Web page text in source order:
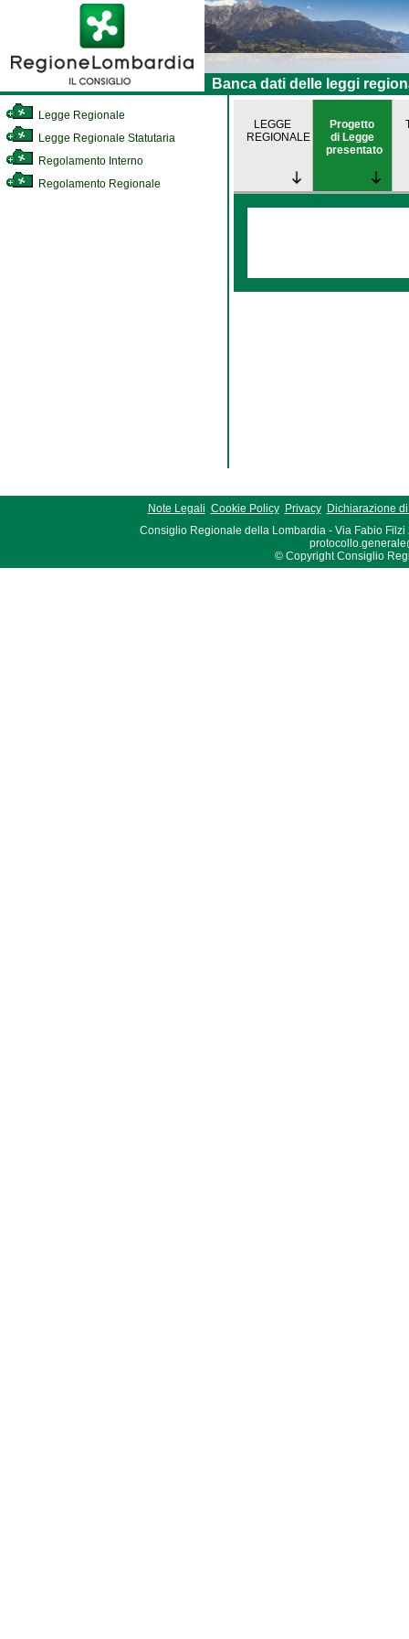
Banca dati delle leggi
Legge Regionale
Legge Regionale Statutaria
Regolamento Interno
Regolamento Regionale
LEGGE
REGIONALE
Progetto
di Legge
presentato
Note Legali Cookie Policy Privacy
Dichiarazione
Consiglio Regionale della Lombardia - Via Fabio Filzi
© Copyright Consiglio